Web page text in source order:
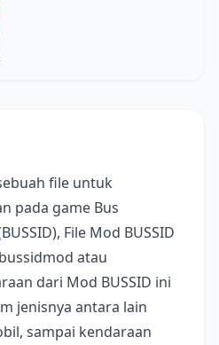
file untuk
pada game Bus
File Mod BUSSID
atau
dari Mod BUSSID ini
jenisnya antara lain
sampai kendaraan